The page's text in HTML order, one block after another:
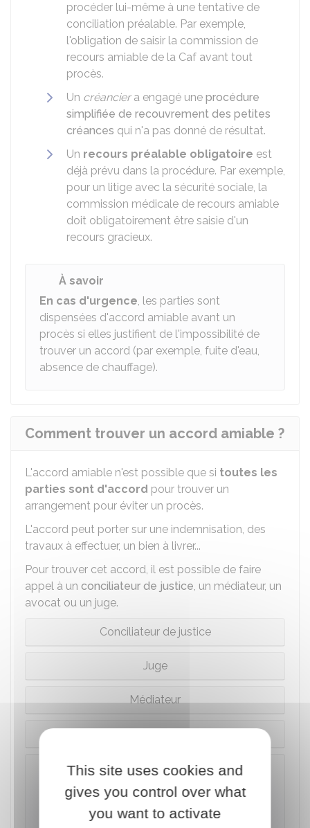
procéder lui-même à une tentative de
conciliation préalable. Par exemple,
l'obligation de saisir la commission de
recours amiable de la Caf avant tout
procès.
Un créanciera engagé une procédure
simplifiée de recouvrement des petites
créances qui n'a pas donné de résultat.
Un recours préalable obligatoire est
déjà prévu dans la procédure. Par exemple,
pour un litige avec la sécurité sociale, la
commission médicale de recours amiable
doit obligatoirement être saisie d'un
recours gracieux.
À savoir
En cas d'urgence, les parties sont
dispensées d'accord amiable avant un
procès si elles justifient de l'impossibilité de
trouver un accord (par exemple, fuite d'eau,
absence de chauffage).
Comment trouver un accord amiable ?
L'accord amiable n'est possible que si toutes les
parties sont d'accord pour trouver un
arrangement pour éviter un procès.
L'accord peut porter sur une indemnisation, des
travaux à effectuer, un bien à livrer...
Pour trouver cet accord, il est possible de faire
appel à un conciliateur de justice, un médiateur, un
avocat ou un juge.
Conciliateur de justice
Juge
Médiateur
Attention
Lorsque qu'une instance est en cours et que
les parties ont recours à la conciliation, à la
médiation ou à la procédure participative, le
This site uses cookies and
gives you control over what
you want to activate